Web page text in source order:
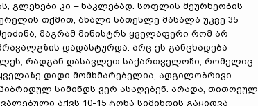
გლეხები კი – ნაკლებად. სოფლის მეურნეობის
თქმით, ახალი სათესლე მასალა უკვე 35
მაგრამ მინისტრს ყველაფერი რომ არ
დადასტურდა. არც ეს განცხადება
რადგან დასავლეთ საქართველოში, რომელიც
დიდი მომხმარებელია, ადგილობრივი
სიმინდს ვერ ასაღებენ. არადა, თითოეულ
აქვს 10-15 ტონა სიმინდის გაყიდვა